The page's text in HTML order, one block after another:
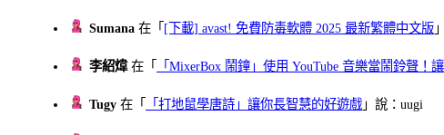
Sumana 在「 [下載] avast! 免費防毒軟體 2025 最新繁體中文版
李紹煒在「 「MixerBox 鬧鐘」使用 YouTube 音樂當鬧鈴聲！
Tugy 在「 「打地鼠學唐詩」讓你長智慧的好遊戲 」說：uugi